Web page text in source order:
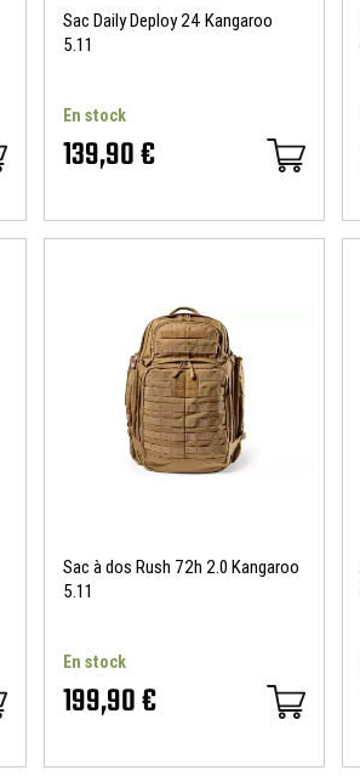
Sac Daily Deploy 24 Kangaroo
5.11
En stock
139,90 €
Sac à dos Rush 72h 2.0 Kangaroo
5.11
En stock
199,90 €